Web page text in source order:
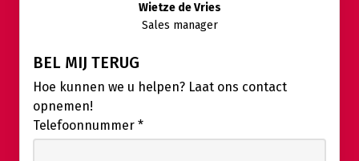
Wietze de Vries
Sales manager
BEL MIJ TERUG
Hoe kunnen we u helpen? Laat ons contact
opnemen!
Telefoonnummer *